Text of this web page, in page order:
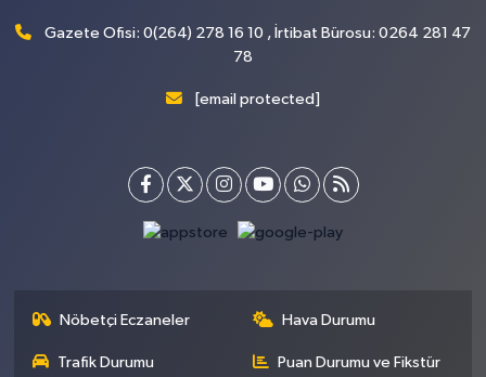
Gazete Ofisi: 0(264) 278 16 10 , İrtibat Bürosu: 0264 281 47
78
[email protected]
Nöbetçi Eczaneler Hava Durumu
Trafik Durumu Puan Durumu ve Fikstür